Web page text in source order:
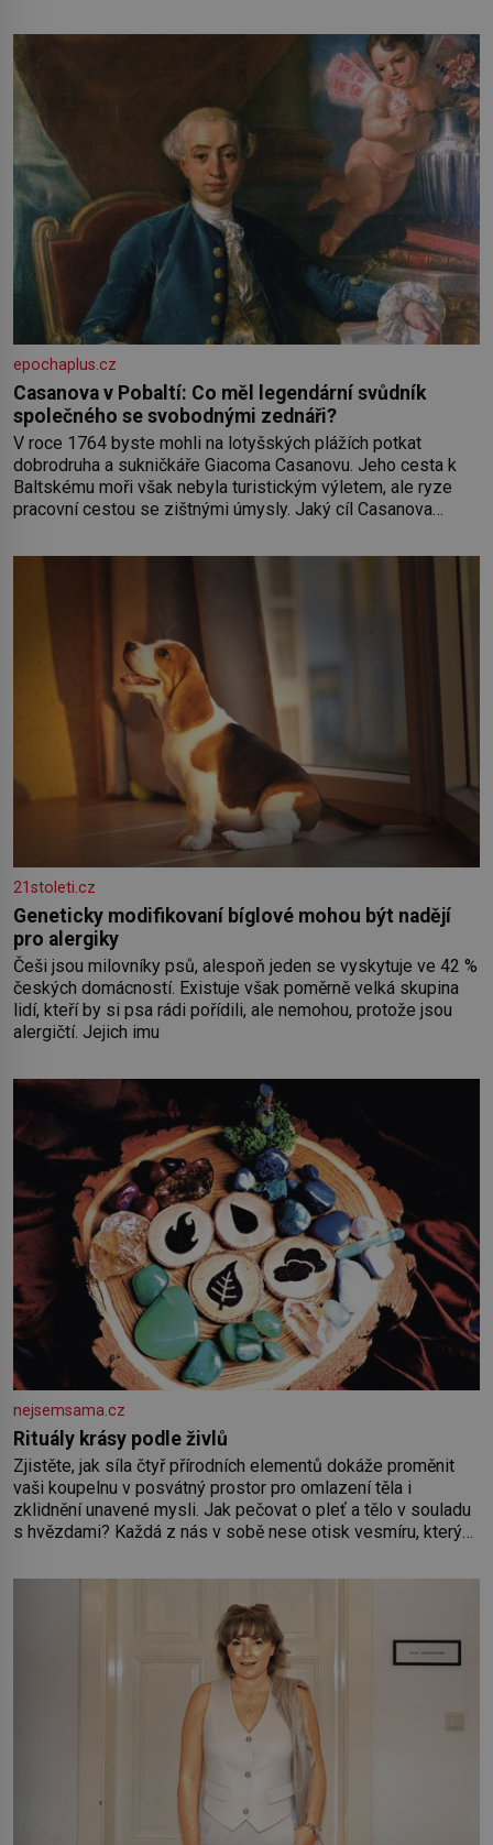
práce a hlavně klid. Hned po studiích jsem odešla z rodného
epochaplus.cz
Casanova v Pobaltí: Co měl legendární svůdník
společného se svobodnými zednáři?
V roce 1764 byste mohli na lotyšských plážích potkat
dobrodruha a sukničkáře Giacoma Casanovu. Jeho cesta k
Baltskému moři však nebyla turistickým výletem, ale ryze
pracovní cestou se zištnými úmysly. Jaký cíl Casanova
Rigy? Casanova v Pobaltí kontaktoval tamní zednářské lóže.
Nebyl v této oblasti žádným nováčkem, protože do
21stoleti.cz
Geneticky modifikovaní bíglové mohou být nadějí
pro alergiky
Češi jsou milovníky psů, alespoň jeden se vyskytuje ve 42 %
českých domácností. Existuje však poměrně velká skupina
lidí, kteří by si psa rádi pořídili, ale nemohou, protože jsou
alergičtí. Jejich imu
nejsemsama.cz
Rituály krásy podle živlů
Zjistěte, jak síla čtyř přírodních elementů dokáže proměnit
vaši koupelnu v posvátný prostor pro omlazení těla i
zklidnění unavené mysli. Jak pečovat o pleť a tělo v souladu
s hvězdami? Každá z nás v sobě nese otisk vesmíru, který
pokožky. Ohnivá znamení Ženy narozené ve znamení Berana,